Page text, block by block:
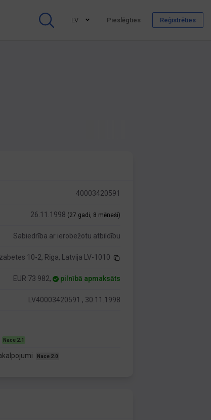
LV Pieslēgties Reģistrēties
40003420591
26.11.1998 (27 gadi, 8 mēneši)
Sabiedrība ar ierobežotu atbildību
10-2, Rīga, Latvija LV-1010
EUR 73 982, pilnībā apmaksāts
LV40003420591 , 30.11.1998
Nace 2.1
Nace 2.0